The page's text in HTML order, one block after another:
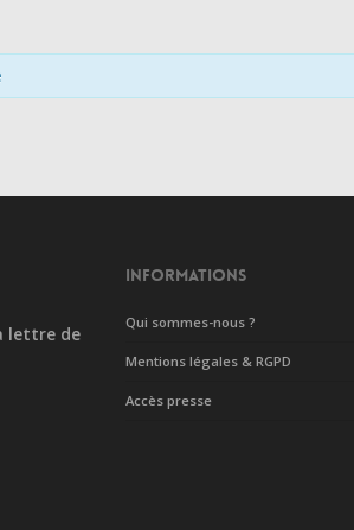
lettre de
INFORMATIONS
Qui sommes-nous ?
Mentions légales & RGPD
Accès presse